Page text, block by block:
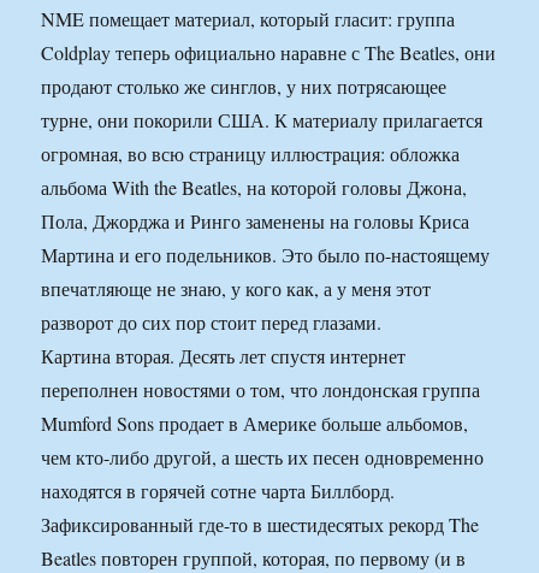
NME помещает материал, который гласит: группа
Coldplay теперь официально наравне с The Beatles, они
продают столько же синглов, у них потрясающее
турне, они покорили США. К материалу прилагается
огромная, во всю страницу иллюстрация: обложка
альбома With the Beatles, на которой головы Джона,
Пола, Джорджа и Ринго заменены на головы Криса
Мартина и его подельников. Это было по-настоящему
впечатляюще не знаю, у кого как, а у меня этот
разворот до сих пор стоит перед глазами.
Картина вторая. Десять лет спустя интернет
переполнен новостями о том, что лондонская группа
Mumford Sons продает в Америке больше альбомов,
чем кто-либо другой, а шесть их песен одновременно
находятся в горячей сотне чарта Биллборд.
Зафиксированный где-то в шестидесятых рекорд The
Beatles повторен группой, которая, по первому (и в